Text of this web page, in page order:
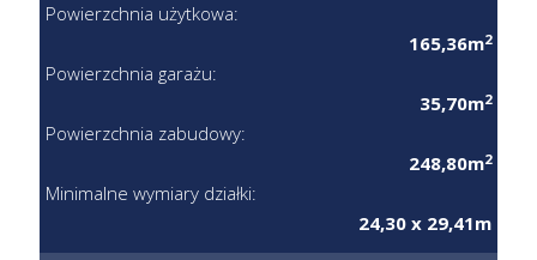
Powierzchnia użytkowa:
165,36m2
Powierzchnia garażu:
35,70m2
Powierzchnia zabudowy:
248,80m2
Minimalne wymiary działki:
24,30 x 29,41m